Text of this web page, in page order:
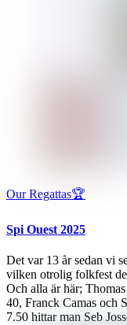
Our Regattas🏆
Spi Ouest 2025
Det var 13 år sedan vi
vilken otrolig folkfest
Och alla är här;
40, Franck Camas och
7.50 hittar man Seb